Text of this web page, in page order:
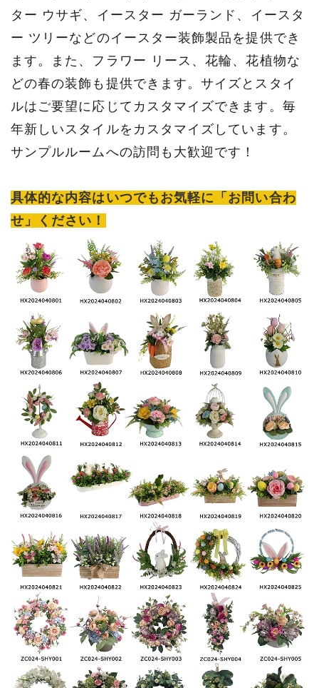
ター ウサギ、イースター ガーランド、イースタ
ー ツリーなどのイースター装飾製品を提供でき
ます。また、フラワー リース、花輪、花植物な
どの春の装飾も提供できます。サイズとスタイ
ルはご要望に応じてカスタマイズできます。毎
年新しいスタイルをカスタマイズしています。
サンプルルームへの訪問も大歓迎です！
具体的な内容はいつでもお気軽に「お問い合わ
せ」ください！